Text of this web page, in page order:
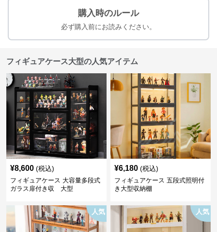
購入時のルール
必ず購入前にお読みください。
フィギュアケース大型の人気アイテム
¥8,600 (税込)
フィギュアケース 大容量多段式
ガラス扉付き収 大型
¥6,180 (税込)
フィギュアケース 五段式照明付
き大型収納棚
人気 人気